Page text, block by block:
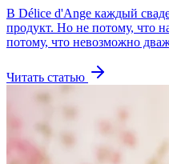
В Délice d'Ange каждый
продукт. Но не потому, что
потому, что невозможно
Читать статью